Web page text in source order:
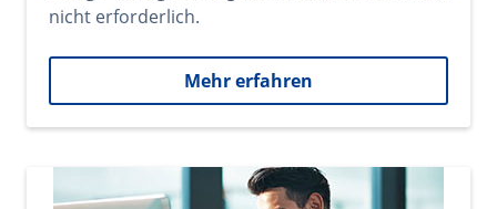
nicht erforderlich.
Mehr erfahren